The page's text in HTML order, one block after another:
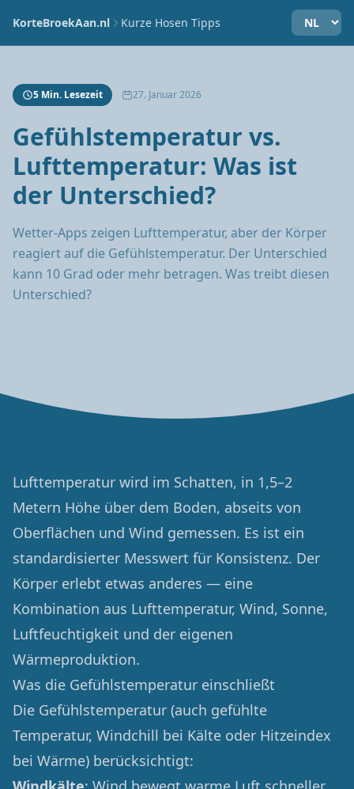
KorteBroekAan.nl Kurze Hosen Tipps
5 Min. Lesezeit 27. Januar 2026
Gefühlstemperatur vs.
Lufttemperatur: Was ist
der Unterschied?
Wetter-Apps zeigen Lufttemperatur, aber der Körper
reagiert auf die Gefühlstemperatur. Der Unterschied
kann 10 Grad oder mehr betragen. Was treibt diesen
Unterschied?
Lufttemperatur wird im Schatten, in 1,5–2
Metern Höhe über dem Boden, abseits von
Oberflächen und Wind gemessen. Es ist ein
standardisierter Messwert für Konsistenz. Der
Körper erlebt etwas anderes — eine
Kombination aus Lufttemperatur, Wind, Sonne,
Luftfeuchtigkeit und der eigenen
Wärmeproduktion.
Was die Gefühlstemperatur einschließt
Die Gefühlstemperatur (auch gefühlte
Temperatur, Windchill bei Kälte oder Hitzeindex
bei Wärme) berücksichtigt: